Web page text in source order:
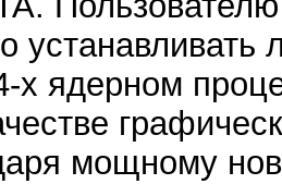
ядерном
мощному